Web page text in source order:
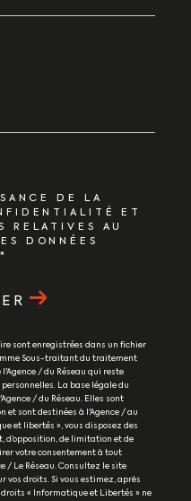
DE LA
ET
RELATIVES AU
DONNÉES
sont enregistrées dans un fichier
Sous-traitant du traitement
/ du Réseau qui reste
La base légale du
/ du Réseau. Elles sont
et sont destinées à l'Agence / au
et libertés », vous disposez des
d’opposition, de limitation et de
votre consentement à tout
/ Le Réseau. Consultez le site
vos droits. Si vous estimez, après
droits « Informatique et Libertés » ne